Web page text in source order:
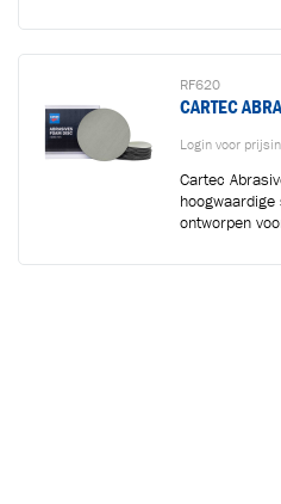
RF620
CARTEC
Login voor
Cartec
ontworpen